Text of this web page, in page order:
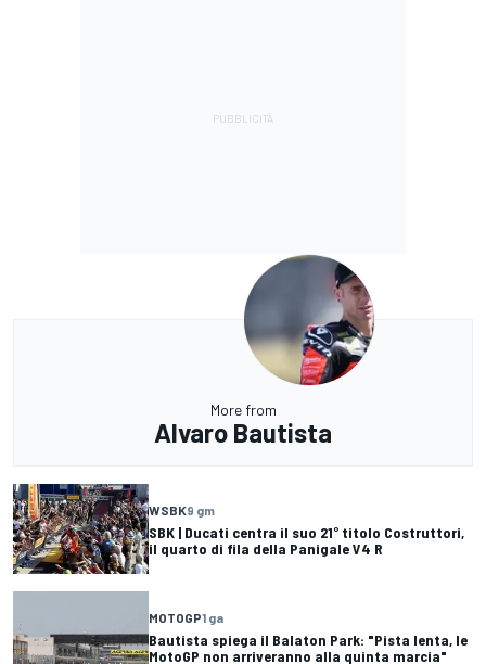
More from
Alvaro Bautista
WSBK9 gm
SBK | Ducati centra il suo 21° titolo Costruttori,
il quarto di fila della Panigale V4 R
MOTOGP1 ga
Bautista spiega il Balaton Park: "Pista lenta, le
MotoGP non arriveranno alla quinta marcia"